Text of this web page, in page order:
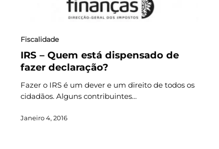
Fiscalidade
IRS – Quem está dispensado de
fazer declaração?
Fazer o IRS é um dever e um direito de todos os
cidadãos. Alguns contribuintes…
Janeiro 4, 2016